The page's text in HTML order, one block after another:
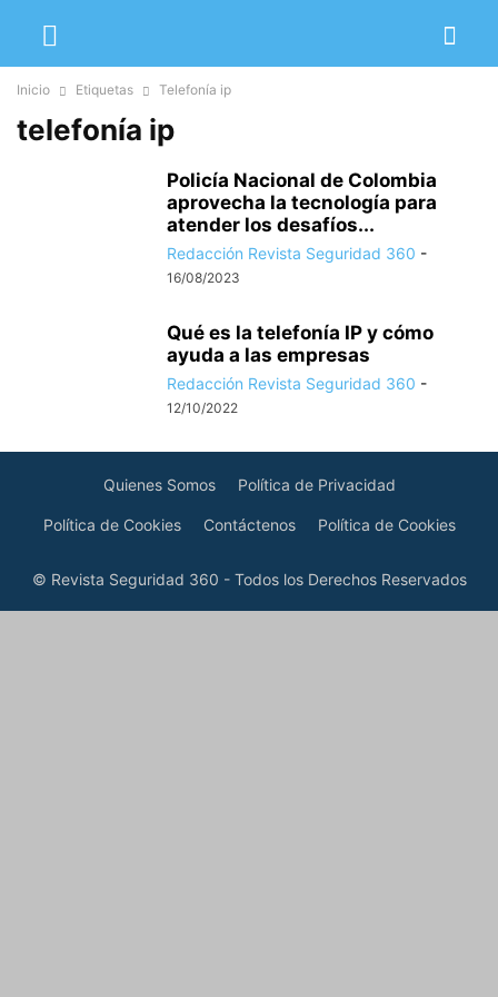
Inicio Etiquetas Telefonía ip
telefonía ip
Policía Nacional de Colombia
aprovecha la tecnología para
atender los desafíos...
Redacción Revista Seguridad 360 -
16/08/2023
Qué es la telefonía IP y cómo
ayuda a las empresas
Redacción Revista Seguridad 360 -
12/10/2022
Quienes Somos Política de Privacidad
Política de Cookies Contáctenos Política de Cookies
© Revista Seguridad 360 - Todos los Derechos Reservados